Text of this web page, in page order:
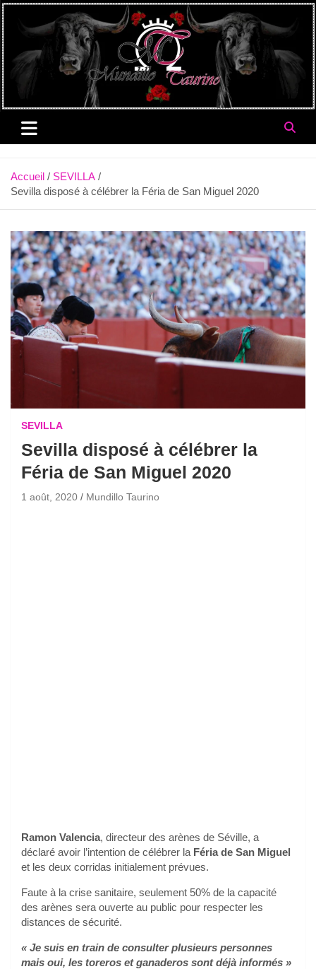
Aller
au
contenu
Accueil
SEVILLA
Sevilla disposé à célébrer la Féria de San Miguel 2020
SEVILLA
Sevilla disposé à célébrer la
Féria de San Miguel 2020
1 août, 2020 Mundillo Taurino
Ramon Valencia, directeur des arènes de Séville, a
déclaré avoir l’intention de célébrer la Féria de San Miguel
et les deux corridas initialement prévues.
Faute à la crise sanitaire, seulement 50% de la capacité
des arènes sera ouverte au public pour respecter les
distances de sécurité.
« Je suis en train de consulter plusieurs personnes
mais oui, les toreros et ganaderos sont déjà informés »